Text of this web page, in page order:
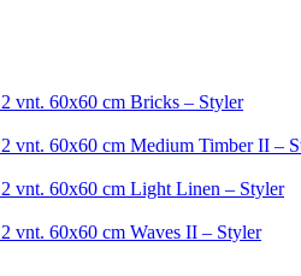
vnt. 60x60 cm Bricks – Styler
2 vnt. 60x60 cm Medium Timber II –
2 vnt. 60x60 cm Light Linen – Styler
vnt. 60x60 cm Waves II – Styler